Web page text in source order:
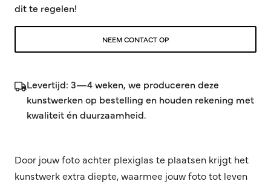
dit te regelen!
NEEM CONTACT OP
Levertijd: 3—4 weken, we produceren deze
kunstwerken op bestelling en houden rekening met
kwaliteit én duurzaamheid.
Door jouw foto achter plexiglas te plaatsen krijgt het
kunstwerk extra diepte, waarmee jouw foto tot leven